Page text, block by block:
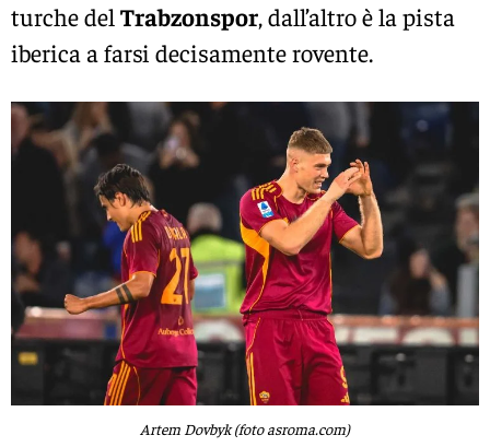
turche del Trabzonspor, dall’altro è la pista
iberica a farsi decisamente rovente.
Artem Dovbyk (foto asroma.com)